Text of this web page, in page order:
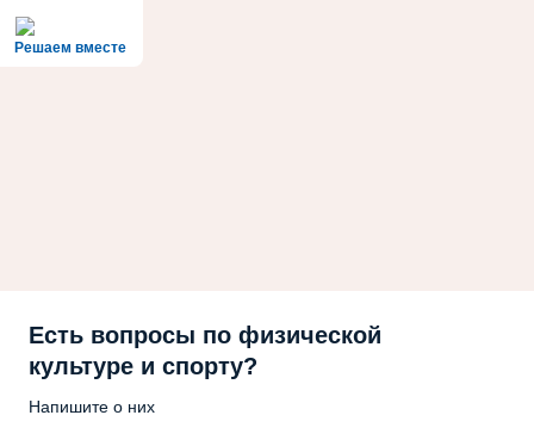
Решаем вместе
Есть вопросы по физической
культуре и спорту?
Напишите о них